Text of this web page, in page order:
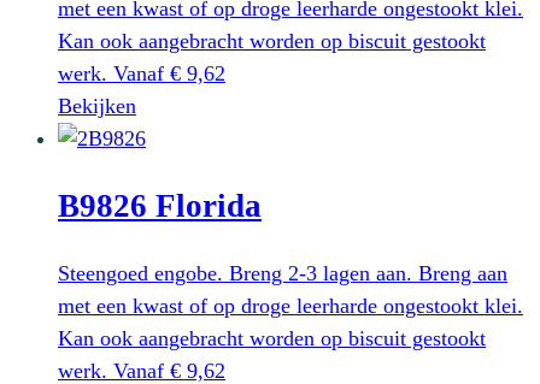
met een kwast of op droge leerharde ongestookt klei.
Kan ook aangebracht worden op biscuit gestookt
werk. Vanaf € 9,62
Bekijken
product
meerdere
Deze
optie
kan
gekozen
B9826 Florida
Steengoed engobe. Breng 2-3 lagen aan. Breng aan
met een kwast of op droge leerharde ongestookt klei.
Kan ook aangebracht worden op biscuit gestookt
werk. Vanaf € 9,62